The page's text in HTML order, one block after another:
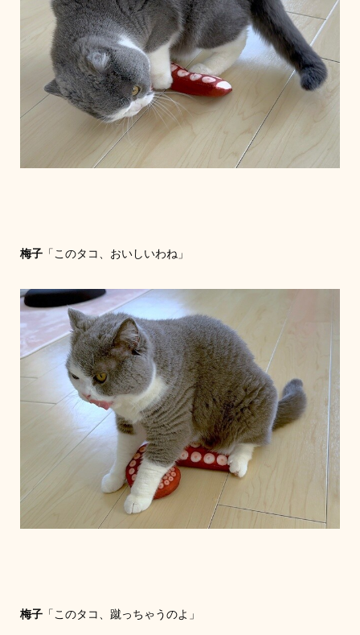
梅子「このタコ、おいしいわね」
梅子「このタコ、蹴っちゃうのよ」